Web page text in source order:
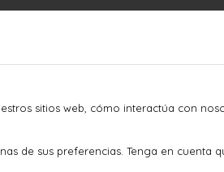
sitios web, cómo interactúa con
de sus preferencias. Tenga en cuenta